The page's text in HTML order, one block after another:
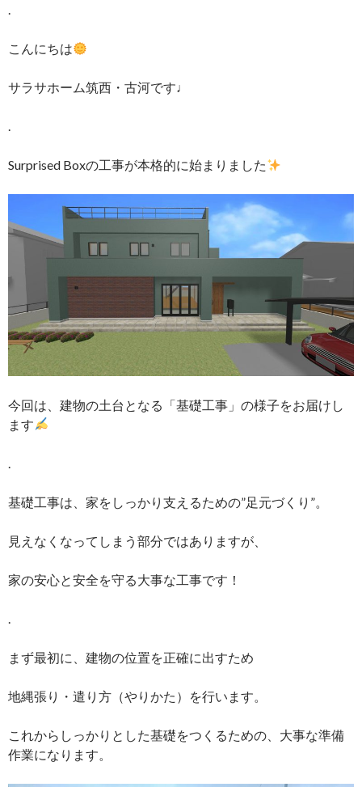
.
こんにちは
サラサホーム筑西・古河です♩
.
Surprised Boxの工事が本格的に始まりました
今回は、建物の土台となる「基礎工事」の様子をお届けし
ます
.
基礎工事は、家をしっかり支えるための”足元づくり”。
見えなくなってしまう部分ではありますが、
家の安心と安全を守る大事な工事です！
.
まず最初に、建物の位置を正確に出すため
地縄張り・遣り方（やりかた）を行います。
これからしっかりとした基礎をつくるための、大事な準備
作業になります。